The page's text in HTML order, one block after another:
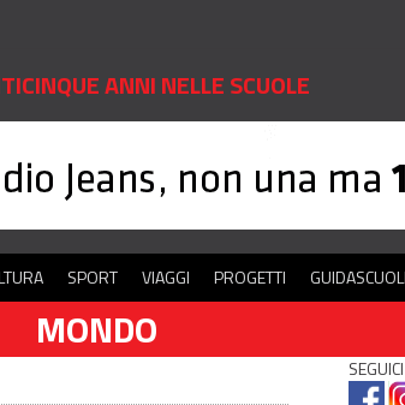
ANNI NELLE SCUOLE
SPORT VIAGGI PROGETTI
MONDO